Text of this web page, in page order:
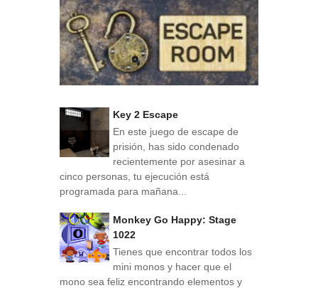
Key 2 Escape
En este juego de escape de
prisión, has sido condenado
recientemente por asesinar a
cinco personas, tu ejecución está
programada para mañana...
Monkey Go Happy: Stage
1022
Tienes que encontrar todos los
mini monos y hacer que el
mono sea feliz encontrando elementos y